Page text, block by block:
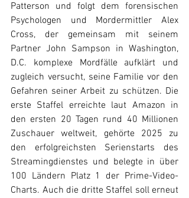
Patterson und folgt dem forensischen
Psychologen und Mordermittler Alex
Cross, der gemeinsam mit seinem
Partner John Sampson in Washington,
D.C. komplexe Mordfälle aufklärt und
zugleich versucht, seine Familie vor den
Gefahren seiner Arbeit zu schützen. Die
erste Staffel erreichte laut Amazon in
den ersten 20 Tagen rund 40 Millionen
Zuschauer weltweit, gehörte 2025 zu
den erfolgreichsten Serienstarts des
Streamingdienstes und belegte in über
100 Ländern Platz 1 der Prime-Video-
Charts. Auch die dritte Staffel soll erneut